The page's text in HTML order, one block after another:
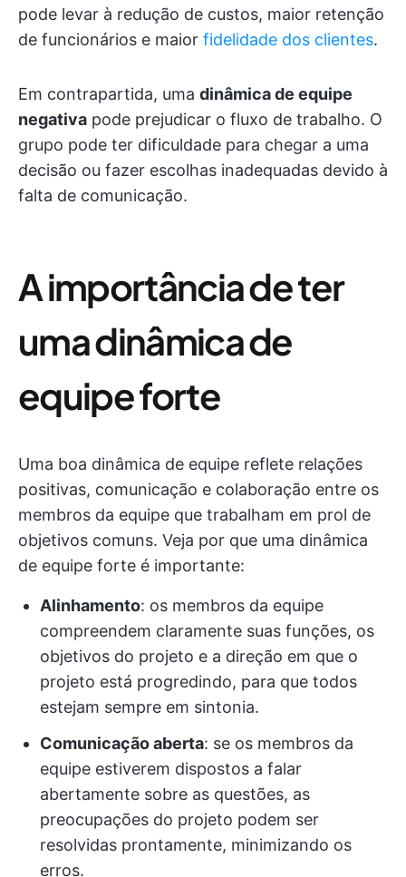
pode levar à redução de custos, maior retenção
de funcionários e maior fidelidade dos clientes.
Em contrapartida, uma dinâmica de equipe
negativa pode prejudicar o fluxo de trabalho. O
grupo pode ter dificuldade para chegar a uma
decisão ou fazer escolhas inadequadas devido à
falta de comunicação.
A importância de ter
uma dinâmica de
equipe forte
Uma boa dinâmica de equipe reflete relações
positivas, comunicação e colaboração entre os
membros da equipe que trabalham em prol de
objetivos comuns. Veja por que uma dinâmica
de equipe forte é importante:
Alinhamento: os membros da equipe
compreendem claramente suas funções, os
objetivos do projeto e a direção em que o
projeto está progredindo, para que todos
estejam sempre em sintonia.
Comunicação aberta: se os membros da
equipe estiverem dispostos a falar
abertamente sobre as questões, as
preocupações do projeto podem ser
resolvidas prontamente, minimizando os
erros.